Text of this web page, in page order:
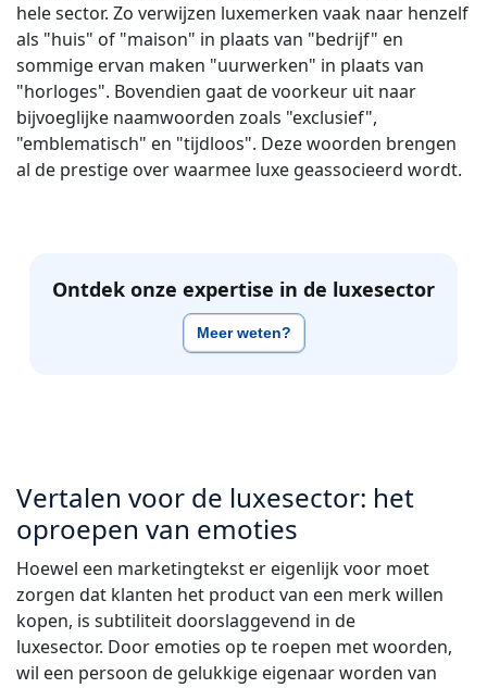
Alle sectoren
hele sector. Zo verwijzen luxemerken vaak naar henzelf
als "huis" of "maison" in plaats van "bedrijf" en
sommige ervan maken "uurwerken" in plaats van
"horloges". Bovendien gaat de voorkeur uit naar
bijvoeglijke naamwoorden zoals "exclusief",
"emblematisch" en "tijdloos". Deze woorden brengen
al de prestige over waarmee luxe geassocieerd wordt.
Ontdek onze expertise in de luxesector
Meer weten?
Vertalen voor de luxesector: het
oproepen van emoties
Hoewel een marketingtekst er eigenlijk voor moet
zorgen dat klanten het product van een merk willen
kopen, is subtiliteit doorslaggevend in de
luxesector. Door emoties op te roepen met woorden,
wil een persoon de gelukkige eigenaar worden van